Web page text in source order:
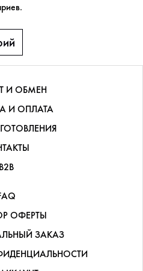
И ОБМЕН
И ОПЛАТА
В2В
ОФЕРТЫ
ЗАКАЗ